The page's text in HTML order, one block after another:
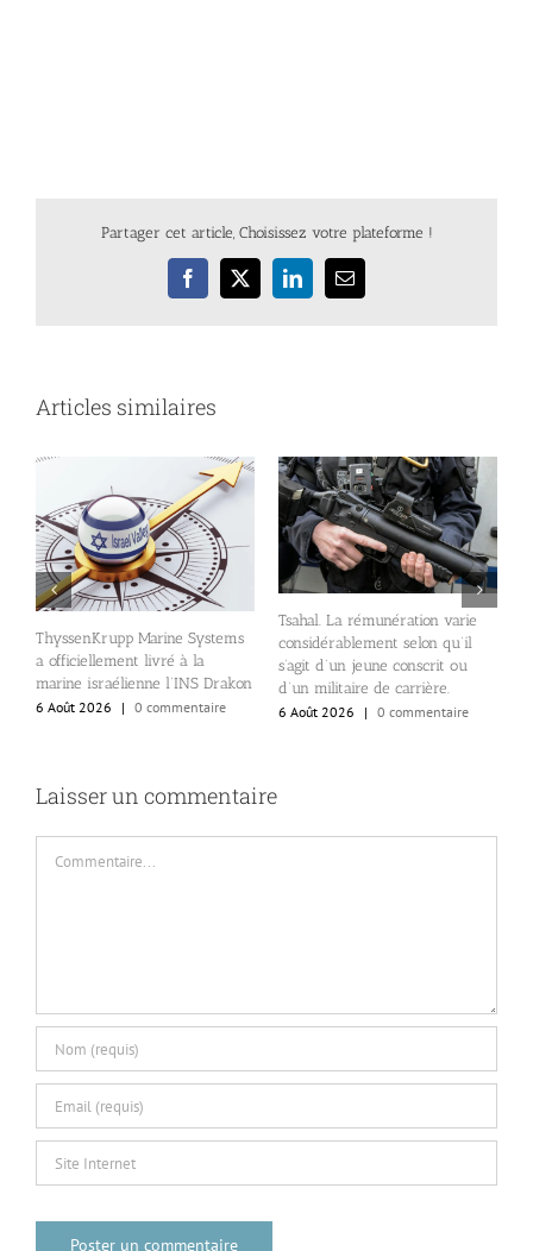
Partager cet article, Choisissez votre plateforme !
Facebook
X LinkedInEmail
Articles similaires
ThyssenKrupp Marine Systems
a officiellement livré à la
marine israélienne l’INS Drakon
6 Août 2026
| 0 commentaire
Tsahal. La rémunération varie
considérablement selon qu’il
s’agit d’un jeune conscrit ou
d’un militaire de carrière.
6 Août 2026
| 0 commentaire
Laisser un commentaire